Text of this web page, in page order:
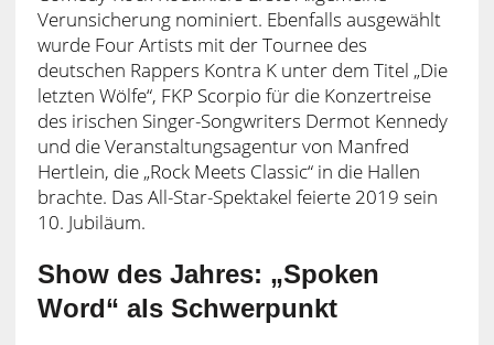
Verunsicherung nominiert. Ebenfalls ausgewählt
wurde Four Artists mit der Tournee des
deutschen Rappers Kontra K unter dem Titel „Die
letzten Wölfe“, FKP Scorpio für die Konzertreise
des irischen Singer-Songwriters Dermot Kennedy
und die Veranstaltungsagentur von Manfred
Hertlein, die „Rock Meets Classic“ in die Hallen
brachte. Das All-Star-Spektakel feierte 2019 sein
10. Jubiläum.
Show des Jahres: „Spoken
Word“ als Schwerpunkt